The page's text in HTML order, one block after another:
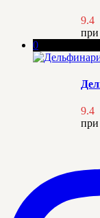
9.4
0
9.4